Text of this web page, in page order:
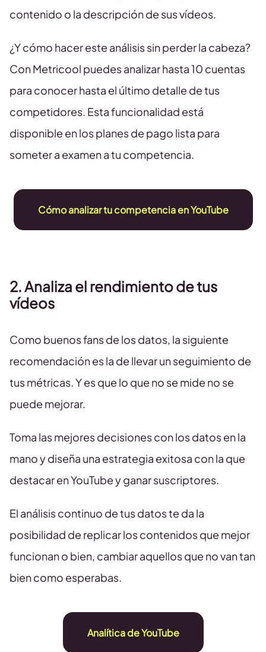
contenido o la descripción de sus vídeos.
¿Y cómo hacer este análisis sin perder la cabeza?
Con Metricool puedes analizar hasta 10 cuentas
para conocer hasta el último detalle de tus
competidores. Esta funcionalidad está
disponible en los planes de pago lista para
someter a examen a tu competencia.
Cómo analizar tu competencia en YouTube
2. Analiza el rendimiento de tus
vídeos
Como buenos fans de los datos, la siguiente
recomendación es la de llevar un seguimiento de
tus métricas. Y es que lo que no se mide no se
puede mejorar.
Toma las mejores decisiones con los datos en la
mano y diseña una estrategia exitosa con la que
destacar en YouTube y ganar suscriptores.
El análisis continuo de tus datos te da la
posibilidad de replicar los contenidos que mejor
funcionan o bien, cambiar aquellos que no van tan
bien como esperabas.
Analítica de YouTube